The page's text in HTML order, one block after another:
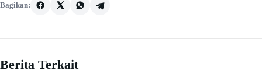
Bagikan:
Berita Terkait